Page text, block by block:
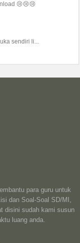
😢😢😢
sendiri li...
para guru untuk
dan Soal-Soal SD/MI,
disini sudah kami susun
luang anda.